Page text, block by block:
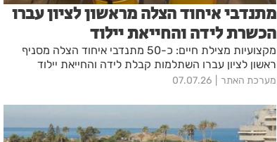
מתנדבי איחוד הצלה מראשון לציון עברו
הכשרת לידה והחייאת יילוד
מקצועיות מצילת חיים: כ-50 מתנדבי איחוד הצלה מסניף
ראשון לציון עברו השתלמות קבלת לידה והחייאת יילוד
מערכת האתר 07.07.26